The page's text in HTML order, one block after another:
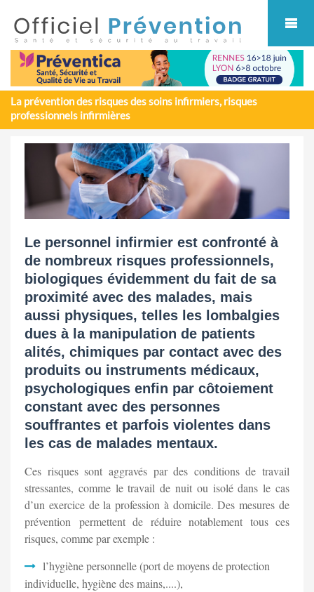
La prévention des risques des soins infirmiers, risques
professionnels infirmières
Le personnel infirmier est confronté à
de nombreux risques professionnels,
biologiques évidemment du fait de sa
proximité avec des malades, mais
aussi physiques, telles les lombalgies
dues à la manipulation de patients
alités, chimiques par contact avec des
produits ou instruments médicaux,
psychologiques enfin par côtoiement
constant avec des personnes
souffrantes et parfois violentes dans
les cas de malades mentaux.
Ces risques sont aggravés par des conditions de travail
stressantes, comme le travail de nuit ou isolé dans le cas
d’un exercice de la profession à domicile. Des mesures de
prévention permettent de réduire notablement tous ces
risques, comme par exemple :
l’hygiène personnelle (port de moyens de protection
individuelle, hygiène des mains,....),